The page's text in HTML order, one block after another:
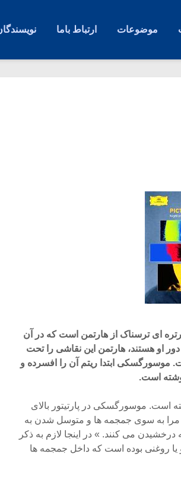
موضوعات ارتباط باما
اى ترسناک از هارتمن است که در آن
او هستند، هارتمن این نقاشى را تحت
موسورگسکى ابتدا ریتم آن را افسرده و
است.
است. موسورگسکى در پارتیتور بالاى
به سوى جمجمه ها و متوسل شدن به
مى کنند. » در اینجا لازم به ذکر
روغنى بوده است که داخل جمجمه ها